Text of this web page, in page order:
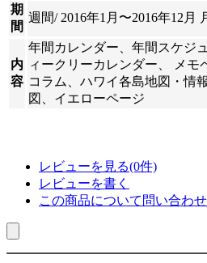
期
間
週間/ 2016年1月〜2016年12月
内
容
年間カレンダー、年間スケジ
ィークリーカレンダー、 メ
コラム、ハワイ各島地図・情
図、イエローページ
レビューを見る(0件)
レビューを書く
この商品について問い合わ